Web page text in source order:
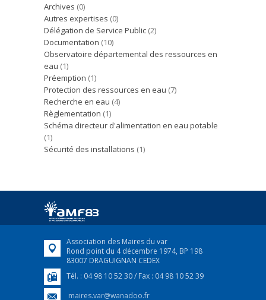
Archives (0)
Autres expertises (0)
Délégation de Service Public (2)
Documentation (10)
Observatoire départemental des ressources en
eau (1)
Préemption (1)
Protection des ressources en eau (7)
Recherche en eau (4)
Règlementation (1)
Schéma directeur d'alimentation en eau potable
(1)
Sécurité des installations (1)
Association des Maires du var
Rond point du 4 décembre 1974, BP 198
83007 DRAGUIGNAN CEDEX
Tél. : 04 98 10 52 30 / Fax : 04 98 10 52 39
maires.var@wanadoo.fr